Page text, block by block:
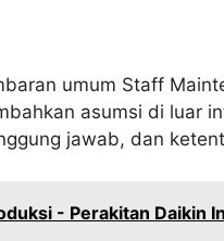
umum Staff
asumsi di luar
jawab, dan
- Perakitan Daikin